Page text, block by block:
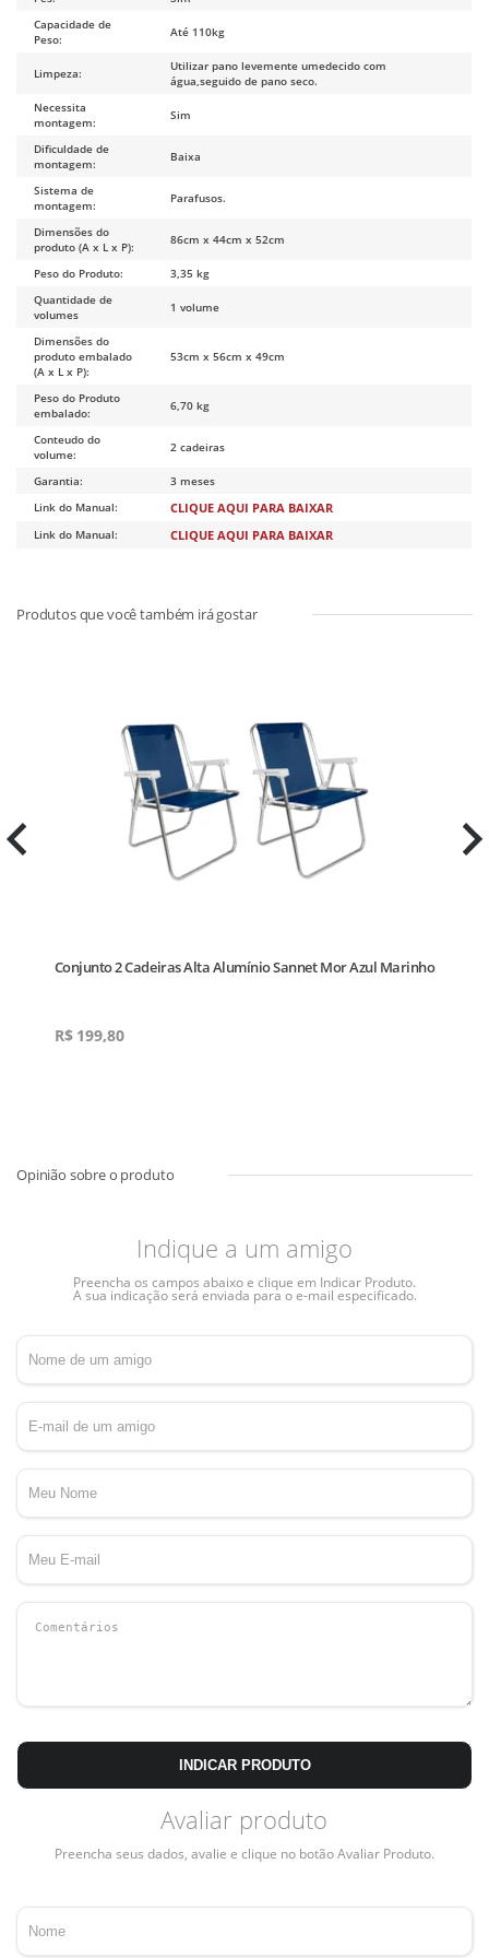
Capacidade de
Peso:
Até 110kg
Limpeza:
Utilizar pano levemente umedecido com
água,seguido de pano seco.
Necessita
montagem:
Sim
Dificuldade de
montagem:
Baixa
Sistema de
montagem:
Parafusos.
Dimensões do
produto (A x L x P):
86cm x 44cm x 52cm
Peso do Produto:
3,35 kg
Quantidade de
volumes
1 volume
Dimensões do
produto embalado
(A x L x P):
53cm x 56cm x 49cm
Peso do Produto
embalado:
6,70 kg
Conteudo do
volume:
2 cadeiras
Garantia:
3 meses
Link do Manual:
CLIQUE AQUI PARA BAIXAR
Link do Manual: CLIQUE AQUI PARA BAIXAR
Conjunto 2 Cadeiras Alta Alumínio Sannet Mor Azul Marinho
R$ 199,80
Indique a um amigo
Preencha os campos abaixo e clique em Indicar Produto.
A sua indicação será enviada para o e-mail especificado.
INDICAR PRODUTO
Avaliar produto
Preencha seus dados, avalie e clique no botão Avaliar Produto.